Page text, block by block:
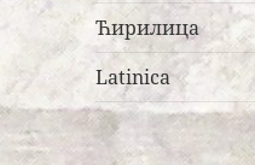
Ћирилица
Latinica